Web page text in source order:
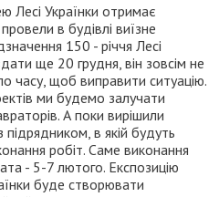
Лесі Українки отримає
в будівлі виїзне
150 - річчя Лесі
ще 20 грудня, він зовсім не
часу, щоб виправити ситуацію.
ми будемо залучати
А поки вирішили
в якій будуть
робіт. Саме виконання
- 5-7 лютого. Експозицію
буде створювати